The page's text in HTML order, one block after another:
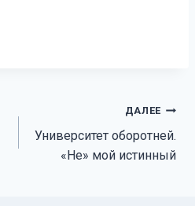
ДАЛЕЕ
Университет оборотней.
«Не» мой истинный